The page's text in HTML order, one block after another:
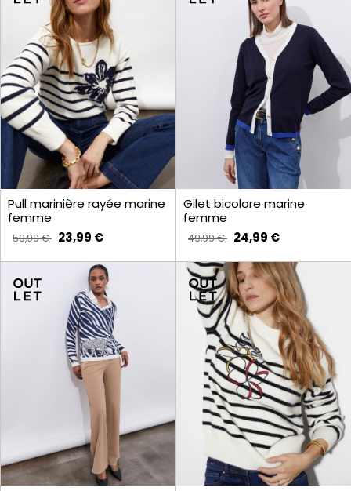
Pull marinière rayée marine
femme
59,99 € 23,99 €
Gilet bicolore marine
femme
49,99 € 24,99 €